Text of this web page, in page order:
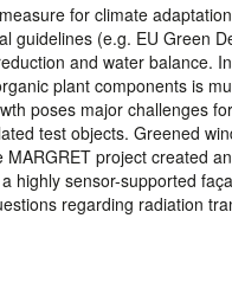
for climate
guidelines (e.g. EU Green
and water balance.
plant components is
poses major challenges
test objects. Greened
project created
highly sensor-supported
regarding radiation